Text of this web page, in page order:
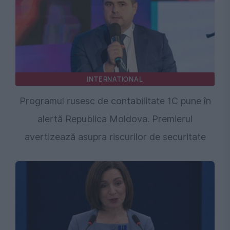
INTERNATIONAL
Programul rusesc de contabilitate 1C pune în
alertă Republica Moldova. Premierul
avertizează asupra riscurilor de securitate